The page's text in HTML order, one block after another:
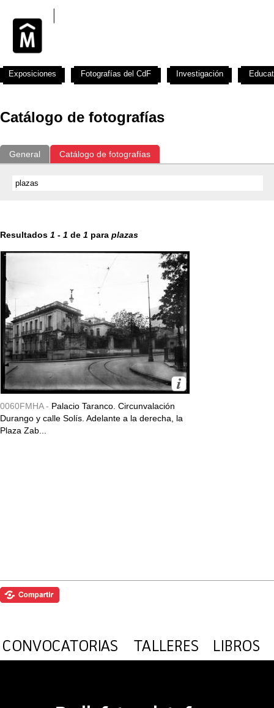
Catálogo de fotografías
General Catálogo de fotografías
Resultados 1 - 1 de 1 para plazas
0060FMHA - Palacio Taranco. Circunvalación
Durango y calle Solís. Adelante a la derecha, la
Plaza Zab...
Exposiciones Fotografías del CdF Investigación